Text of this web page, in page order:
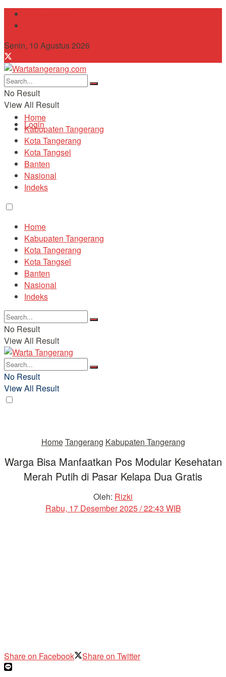
Senin, 10 Agustus 2026
No Result
View All Result
Login
Home
Kabupaten Tangerang
Kota Tangerang
Kota Tangsel
Banten
Nasional
Indeks
Home
Kabupaten Tangerang
Kota Tangerang
Kota Tangsel
Banten
Nasional
Indeks
No Result
View All Result
No Result
View All Result
HomeTangerang Kabupaten Tangerang
Warga Bisa Manfaatkan Pos Modular Kesehatan
Merah Putih di Pasar Kelapa Dua Gratis
Oleh: Rizki
Rabu, 17 Desember 2025 / 22:43 WIB
Share on Facebook Share on Twitter